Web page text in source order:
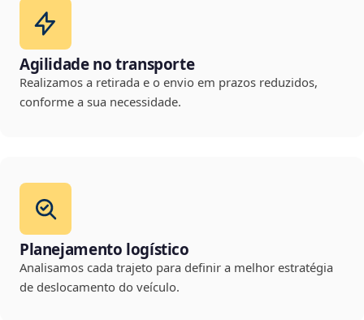
Agilidade no transporte
Realizamos a retirada e o envio em prazos reduzidos,
conforme a sua necessidade.
Planejamento logístico
Analisamos cada trajeto para definir a melhor estratégia
de deslocamento do veículo.